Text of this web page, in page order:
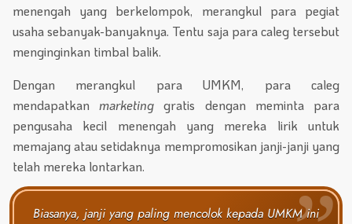
menengah yang berkelompok, merangkul para pegiat
usaha sebanyak-banyaknya. Tentu saja para caleg tersebut
menginginkan timbal balik.
Dengan merangkul para UMKM, para caleg
mendapatkan marketinggratis dengan meminta para
pengusaha kecil menengah yang mereka lirik untuk
memajang atau setidaknya mempromosikan janji-janji yang
telah mereka lontarkan.
Biasanya, janji yang paling mencolok kepada UMKM ini